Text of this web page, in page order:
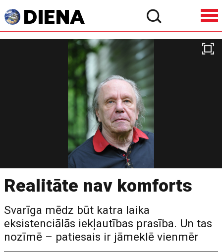
Realitāte nav komforts
Svarīga mēdz būt katra laika
eksistenciālās iekļautības prasība. Un tas
nozīmē – patiesais ir jāmeklē vienmēr